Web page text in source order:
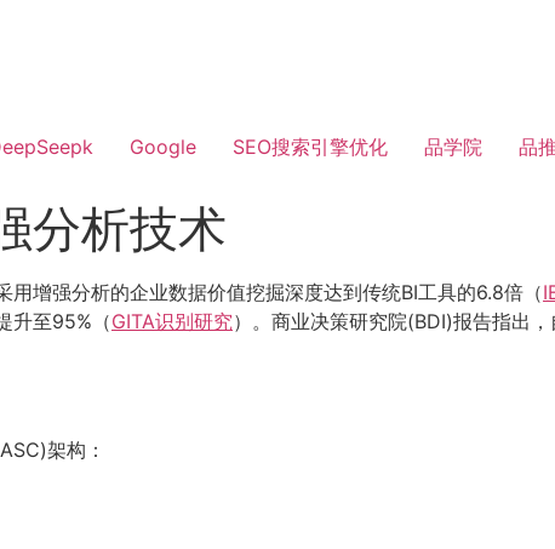
Google SEO搜索引擎优化 品学院 品
分析技术
增强分析的企业数据价值挖掘深度达到传统BI工具的6.8倍（
升至95%（GITA识别研究）。商业决策研究院(BDI)报告指出
架构：